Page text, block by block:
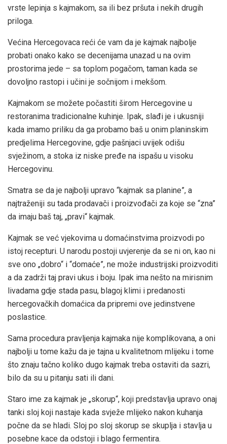
vrste lepinja s kajmakom, sa ili bez pršuta i nekih drugih
priloga.
Većina Hercegovaca reći će vam da je kajmak najbolje
probati onako kako se decenijama unazad u na ovim
prostorima jede – sa toplom pogačom, taman kada se
dovoljno rastopi i učini je sočnijom i mekšom.
Kajmakom se možete počastiti širom Hercegovine u
restoranima tradicionalne kuhinje. Ipak, slađi je i ukusniji
kada imamo priliku da ga probamo baš u onim planinskim
predjelima Hercegovine, gdje pašnjaci uvijek odišu
svježinom, a stoka iz niske pređe na ispašu u visoku
Hercegovinu.
Smatra se da je najbolji upravo “kajmak sa planine”, a
najtraženiji su tada prodavači i proizvođači za koje se “zna”
da imaju baš taj, „pravi“ kajmak.
Kajmak se već vjekovima u domaćinstvima proizvodi po
istoj recepturi. U narodu postoji uvjerenje da se ni on, kao ni
sve ono „dobro“ i “domaće”, ne može industrijski proizvoditi
a da zadrži taj pravi ukus i boju. Ipak ima nešto na mirisnim
livadama gdje stada pasu, blagoj klimi i predanosti
hercegovačkih domaćica da pripremi ove jedinstvene
poslastice.
Sama procedura pravljenja kajmaka nije komplikovana, a oni
najbolji u tome kažu da je tajna u kvalitetnom mlijeku i tome
što znaju tačno koliko dugo kajmak treba ostaviti da sazri,
bilo da su u pitanju sati ili dani.
Staro ime za kajmak je „skorup“, koji predstavlja upravo onaj
tanki sloj koji nastaje kada svježe mlijeko nakon kuhanja
počne da se hladi. Sloj po sloj skorup se skuplja i stavlja u
posebne kace da odstoji i blago fermentira.